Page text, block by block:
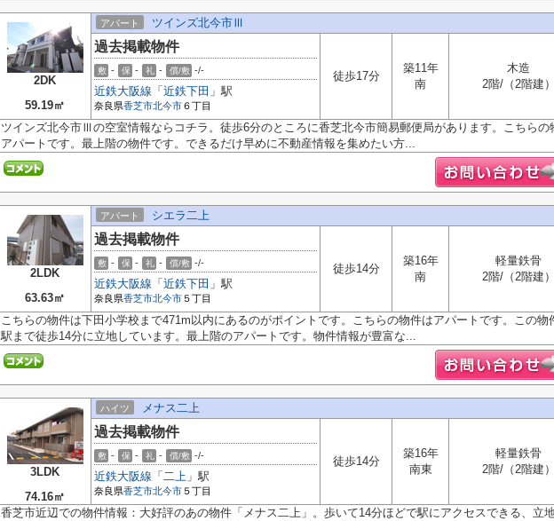
2DK
59.19㎡
アパート ツインズ北今市Ⅲ
過去掲載物件
敷 - 保 - 礼 - 償/敷 -/-
近鉄大阪線 「 近鉄下田 」駅
奈良県香芝市北今市６丁目
徒歩17分
築11年
南
木造
2階/（2階建）
ツインズ北今市Ⅲの空室情報ならコチラ。徒歩6分のところに香芝北今市簡易郵便局があります。こちらの
アパートです。最上階の物件です。できるだけ早めに不動産情報を集めたい方...
2LDK
63.63㎡
アパート シエラ二上
過去掲載物件
敷 - 保 - 礼 - 償/敷 -/-
近鉄大阪線 「 近鉄下田 」駅
奈良県香芝市北今市 ５丁目
徒歩14分
築16年
南
軽量鉄骨
2階/（2階建）
こちらの物件は下田小学校まで471m以内にあるのがポイントです。こちらの物件はアパートです。この物
駅まで徒歩14分に立地しています。最上階のアパートです。物件情報が豊富な...
3LDK
74.16㎡
ハイツ メナス二上
過去掲載物件
敷 - 保 - 礼 - 償/敷 -/-
近鉄大阪線 「 二上 」駅
奈良県香芝市北今市 ５丁目
徒歩14分
築16年
南東
軽量鉄骨
2階/（2階建）
香芝市近辺での物件情報：大好評のあの物件「メナス二上」。歩いて14分ほどで駅にアクセスできる、立